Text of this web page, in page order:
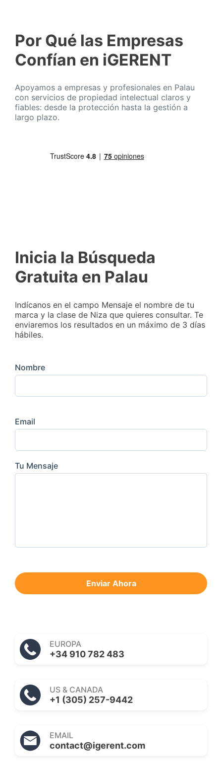
Por Qué las Empresas
Confían en iGERENT
Apoyamos a empresas y profesionales en Palau
con servicios de propiedad intelectual claros y
fiables: desde la protección hasta la gestión a
largo plazo.
Inicia la Búsqueda
Gratuita en Palau
Indícanos en el campo Mensaje el nombre de tu
marca y la clase de Niza que quieres consultar. Te
enviaremos los resultados en un máximo de 3 días
hábiles.
Nombre
Email
Tu Mensaje
Enviar Ahora
EUROPA
+34 910 782 483
US & CANADA
+1 (305) 257-9442
EMAIL
contact@igerent.com